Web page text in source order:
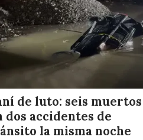
de luto: seis muertos
dos accidentes de
la misma noche